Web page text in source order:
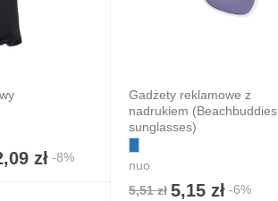
zł -8%
Gadżety reklamowe z
nadrukiem (Beachbuddies
sunglasses)
nuo
5,51 zł 5,15 zł-6%